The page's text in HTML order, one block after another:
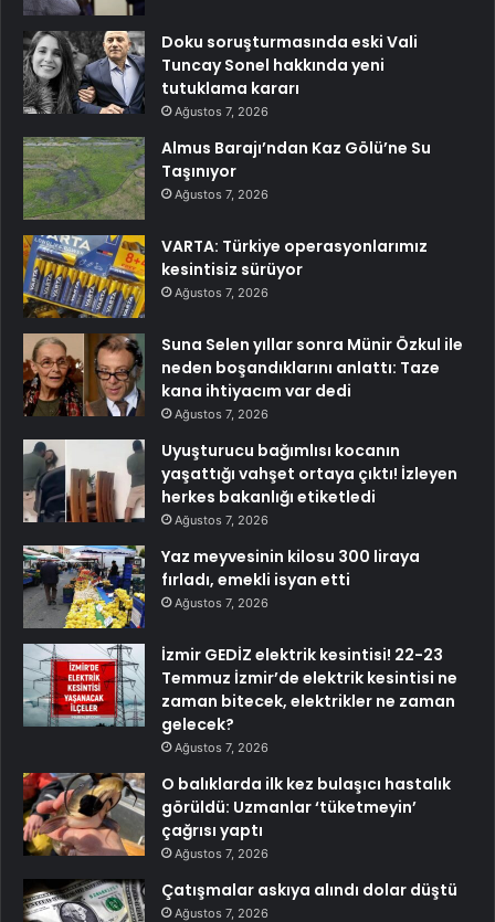
Doku soruşturmasında eski Vali
Tuncay Sonel hakkında yeni
tutuklama kararı
Ağustos 7, 2026
Almus Barajı’ndan Kaz Gölü’ne Su
Taşınıyor
Ağustos 7, 2026
VARTA: Türkiye operasyonlarımız
kesintisiz sürüyor
Ağustos 7, 2026
Suna Selen yıllar sonra Münir Özkul ile
neden boşandıklarını anlattı: Taze
kana ihtiyacım var dedi
Ağustos 7, 2026
Uyuşturucu bağımlısı kocanın
yaşattığı vahşet ortaya çıktı! İzleyen
herkes bakanlığı etiketledi
Ağustos 7, 2026
Yaz meyvesinin kilosu 300 liraya
fırladı, emekli isyan etti
Ağustos 7, 2026
İzmir GEDİZ elektrik kesintisi! 22-23
Temmuz İzmir’de elektrik kesintisi ne
zaman bitecek, elektrikler ne zaman
gelecek?
Ağustos 7, 2026
O balıklarda ilk kez bulaşıcı hastalık
görüldü: Uzmanlar ‘tüketmeyin’
çağrısı yaptı
Ağustos 7, 2026
Çatışmalar askıya alındı dolar düştü
Ağustos 7, 2026